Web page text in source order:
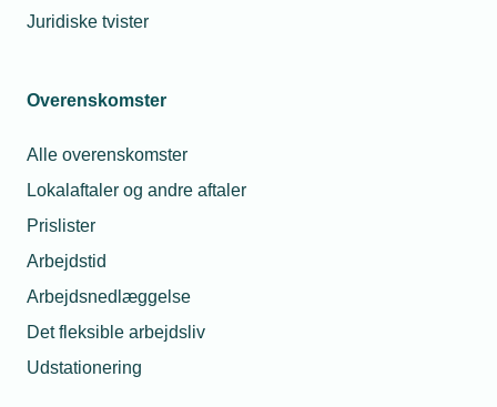
Juridiske tvister
Overenskomster
Alle overenskomster
Lokalaftaler og andre aftaler
Prislister
Arbejdstid
Arbejdsnedlæggelse
Det fleksible arbejdsliv
Udstationering
Arbejdsgivernes viser, at både
medlemsvirksomhederne og deres
kunder omfavner et øget fokus på
bæredygtighed. Et tema der kan
for bæredygtig forretningsudvikling,
som netop har afholdt første digitale
møde.